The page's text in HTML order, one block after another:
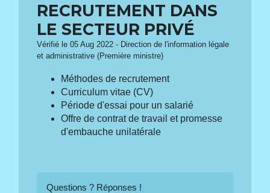
RECRUTEMENT DANS
LE SECTEUR PRIVÉ
Vérifié le 05 Aug 2022 - Direction de l'information légale
et administrative (Première ministre)
Méthodes de recrutement
Curriculum vitae (CV)
Période d'essai pour un salarié
Offre de contrat de travail et promesse
d'embauche unilatérale
Questions ? Réponses !